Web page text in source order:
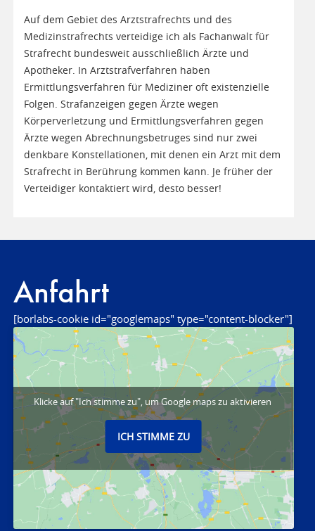
Auf dem Gebiet des Arztstrafrechts und des
Medizinstrafrechts verteidige ich als Fachanwalt für
Strafrecht bundesweit ausschließlich Ärzte und
Apotheker. In Arztstrafverfahren haben
Ermittlungsverfahren für Mediziner oft existenzielle
Folgen. Strafanzeigen gegen Ärzte wegen
Körperverletzung und Ermittlungsverfahren gegen
Ärzte wegen Abrechnungsbetruges sind nur zwei
denkbare Konstellationen, mit denen ein Arzt mit dem
Strafrecht in Berührung kommen kann. Je früher der
Verteidiger kontaktiert wird, desto besser!
Anfahrt
[borlabs-cookie id="googlemaps" type="content-blocker"]
Klicke auf "Ich stimme zu", um Google maps zu aktivieren
ICH STIMME ZU